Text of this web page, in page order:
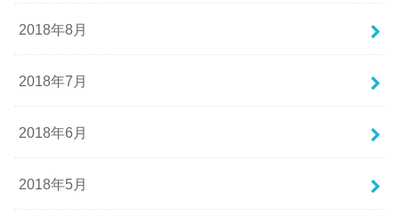
2018年8月
2018年7月
2018年6月
2018年5月